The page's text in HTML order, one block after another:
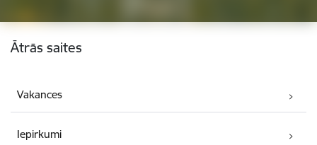
Kājene
Ātrās saites
Vakances
Iepirkumi